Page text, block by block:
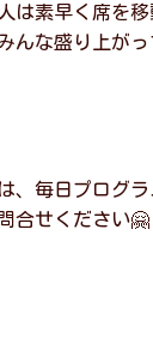
は素早く席を移
んな盛り上が
、毎日プログラ
合せください🤗